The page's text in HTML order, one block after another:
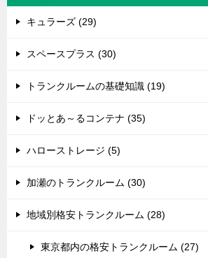
キュラーズ (29)
スペースプラス (30)
トランクルームの基礎知識 (19)
ドッとあ～るコンテナ (35)
ハローストレージ (5)
加瀬のトランクルーム (30)
地域別格安トランクルーム (28)
東京都内の格安トランクルーム (27)